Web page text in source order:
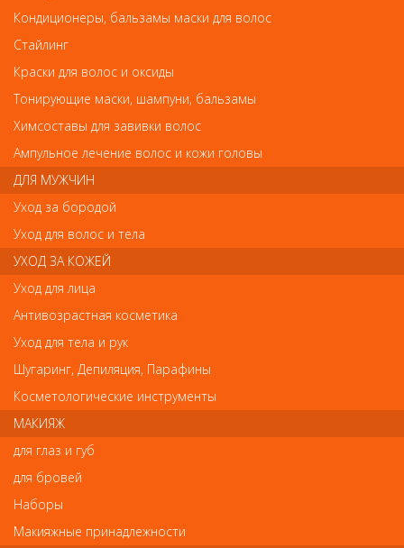
Элгон Sublimia Масло сухое для волос 100мл
Элгон Sublimia Масло сухое для волос 100мл
Арт.1567010100
1 710руб.-
В закладки Как оплатить? Как получить?
Сухое масло для волос DD Dry Oil используется на финишном
блеска, большей гладкости и плотности. На локонах остается
запах изысканной парфюмерной композиции, который будет
дополнять Ваш образ, делая его более продуманным и
завершенным. Другой вариант применения этого
воротниковой зоны и плеч во время выполнения любых
парикмахерских процедур. Эта процедура позволяет создать
расслабленную атмосферу и сделает течение времени
незаметным.
СОСТАВ
Масло ши, марулы, сладкого миндаля, монгонго, арганы, витамин
ПРИМЕНЕНИЕ
Кондиционеры, бальзамы маски для волос
Стайлинг
Краски для волос и оксиды
Тонирующие маски, шампуни, бальзамы
Химсоставы для завивки волос
Ампульное лечение волос и кожи головы
ДЛЯ МУЖЧИН
Уход за бородой
Уход для волос и тела
УХОД ЗА КОЖЕЙ
Уход для лица
Антивозрастная косметика
Уход для тела и рук
Шугаринг, Депиляция, Парафины
Косметологические инструменты
МАКИЯЖ
для глаз и губ
для бровей
Наборы
Макияжные принадлежности